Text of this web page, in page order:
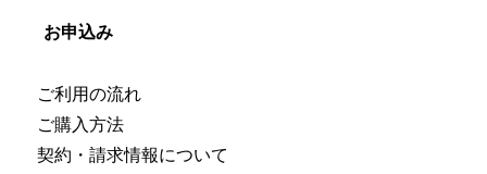
お申込み
ご利用の流れ
ご購入方法
契約・請求情報について